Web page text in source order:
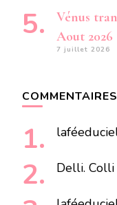
Vénus
Aout 2026
7 juillet 2026
Delli. Colli